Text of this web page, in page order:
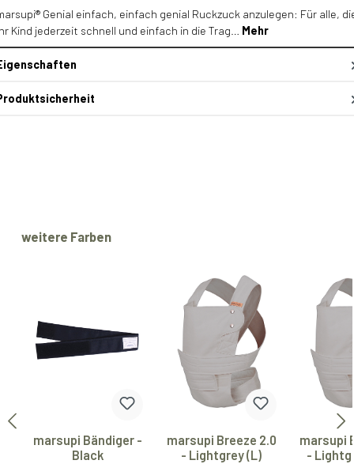
Genial einfach, einfach genial Ruckzuck anzulegen: Für alle,
Kind jederzeit schnell und einfach in die Trag… Mehr
Produktgalerie überspringen
weitere Farben
marsupi Bändiger -
Black
marsupi Breeze 2.0
- Lightgrey (L)
marsupi
-